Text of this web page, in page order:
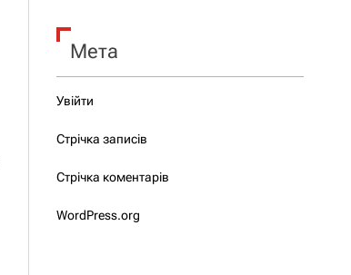
Мета
Увійти
Стрічка записів
Стрічка коментарів
WordPress.org